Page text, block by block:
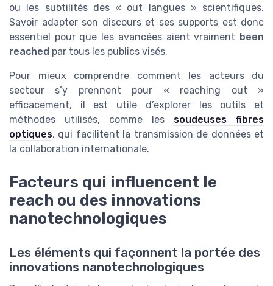
ou les subtilités des « out langues » scientifiques.
Savoir adapter son discours et ses supports est donc
essentiel pour que les avancées aient vraiment been
reached par tous les publics visés.
Pour mieux comprendre comment les acteurs du
secteur s’y prennent pour « reaching out »
efficacement, il est utile d’explorer les outils et
méthodes utilisés, comme les soudeuses fibres
optiques, qui facilitent la transmission de données et
la collaboration internationale.
Facteurs qui influencent le
reach ou des innovations
nanotechnologiques
Les éléments qui façonnent la portée des
innovations nanotechnologiques